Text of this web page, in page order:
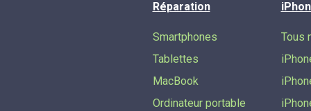
Réparation
Smartphones
Tablettes
MacBook
Ordinateur portable
Tous